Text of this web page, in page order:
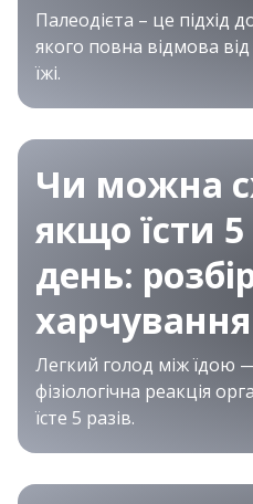
Палеодієта – це підхід
якого повна відмова
їжі.
Чи можна
якщо їсти 5
день:
харчування
Легкий голод між їдою
фізіологічна реакція
їсте 5 разів.